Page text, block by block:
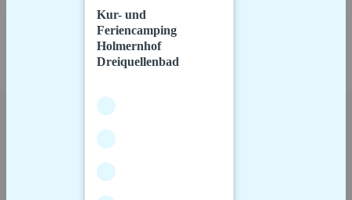
Kur- und
Feriencamping
Holmernhof
Dreiquellenbad